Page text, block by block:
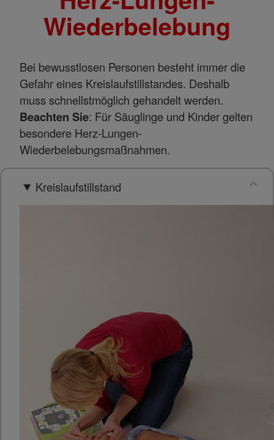
Wiederbelebung
Bei bewusstlosen Personen besteht immer die
Gefahr eines Kreislaufstillstandes. Deshalb
muss schnellstmöglich gehandelt werden.
Beachten Sie: Für Säuglinge und Kinder gelten
besondere Herz-Lungen-
Wiederbelebungsmaßnahmen.
Kreislaufstillstand
Name
Matomo Tracking Cookies
Anbieter
Matomo
werden. Erzeugt statistische Daten darüber,
wie der Besucher die Website nutzt.
Cookie Name
_pk_id,_pk_ref
Cookie Laufzeit
2 Jahre
Infos schließen